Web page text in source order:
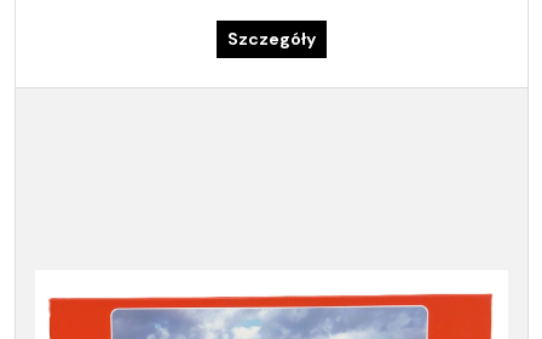
Szczegóły